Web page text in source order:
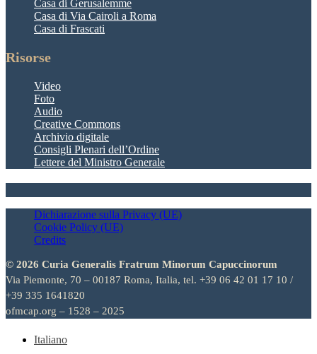
Casa di Gerusalemme
Casa di Via Cairoli a Roma
Casa di Frascati
Risorse
Video
Foto
Audio
Creative Commons
Archivio digitale
Consigli Plenari dell’Ordine
Lettere del Ministro Generale
Dichiarazione sulla Privacy (UE)
Cookie Policy (UE)
Credits
© 2026 Curia Generalis Fratrum Minorum Capuccinorum
Via Piemonte, 70 – 00187 Roma, Italia, tel. +39 06 42 01 17 10 /
+39 335 1641820
ofmcap.org – 1528 – 2025
Italiano